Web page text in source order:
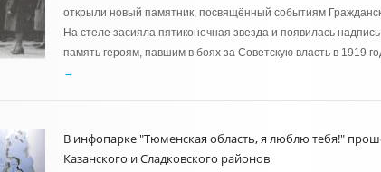
открыли новый памятник, посвящённый событиям
На стеле засияла пятиконечная звезда и появилась
память героям, павшим в боях за Советскую власть в 1919
→
В инфопарке "Тюменская область, я люблю тебя!"
Казанского и Сладковского районов